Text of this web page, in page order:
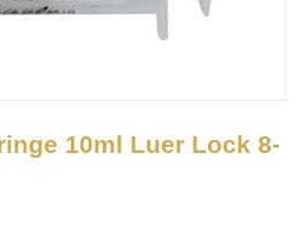
10ml Luer Lock 8-